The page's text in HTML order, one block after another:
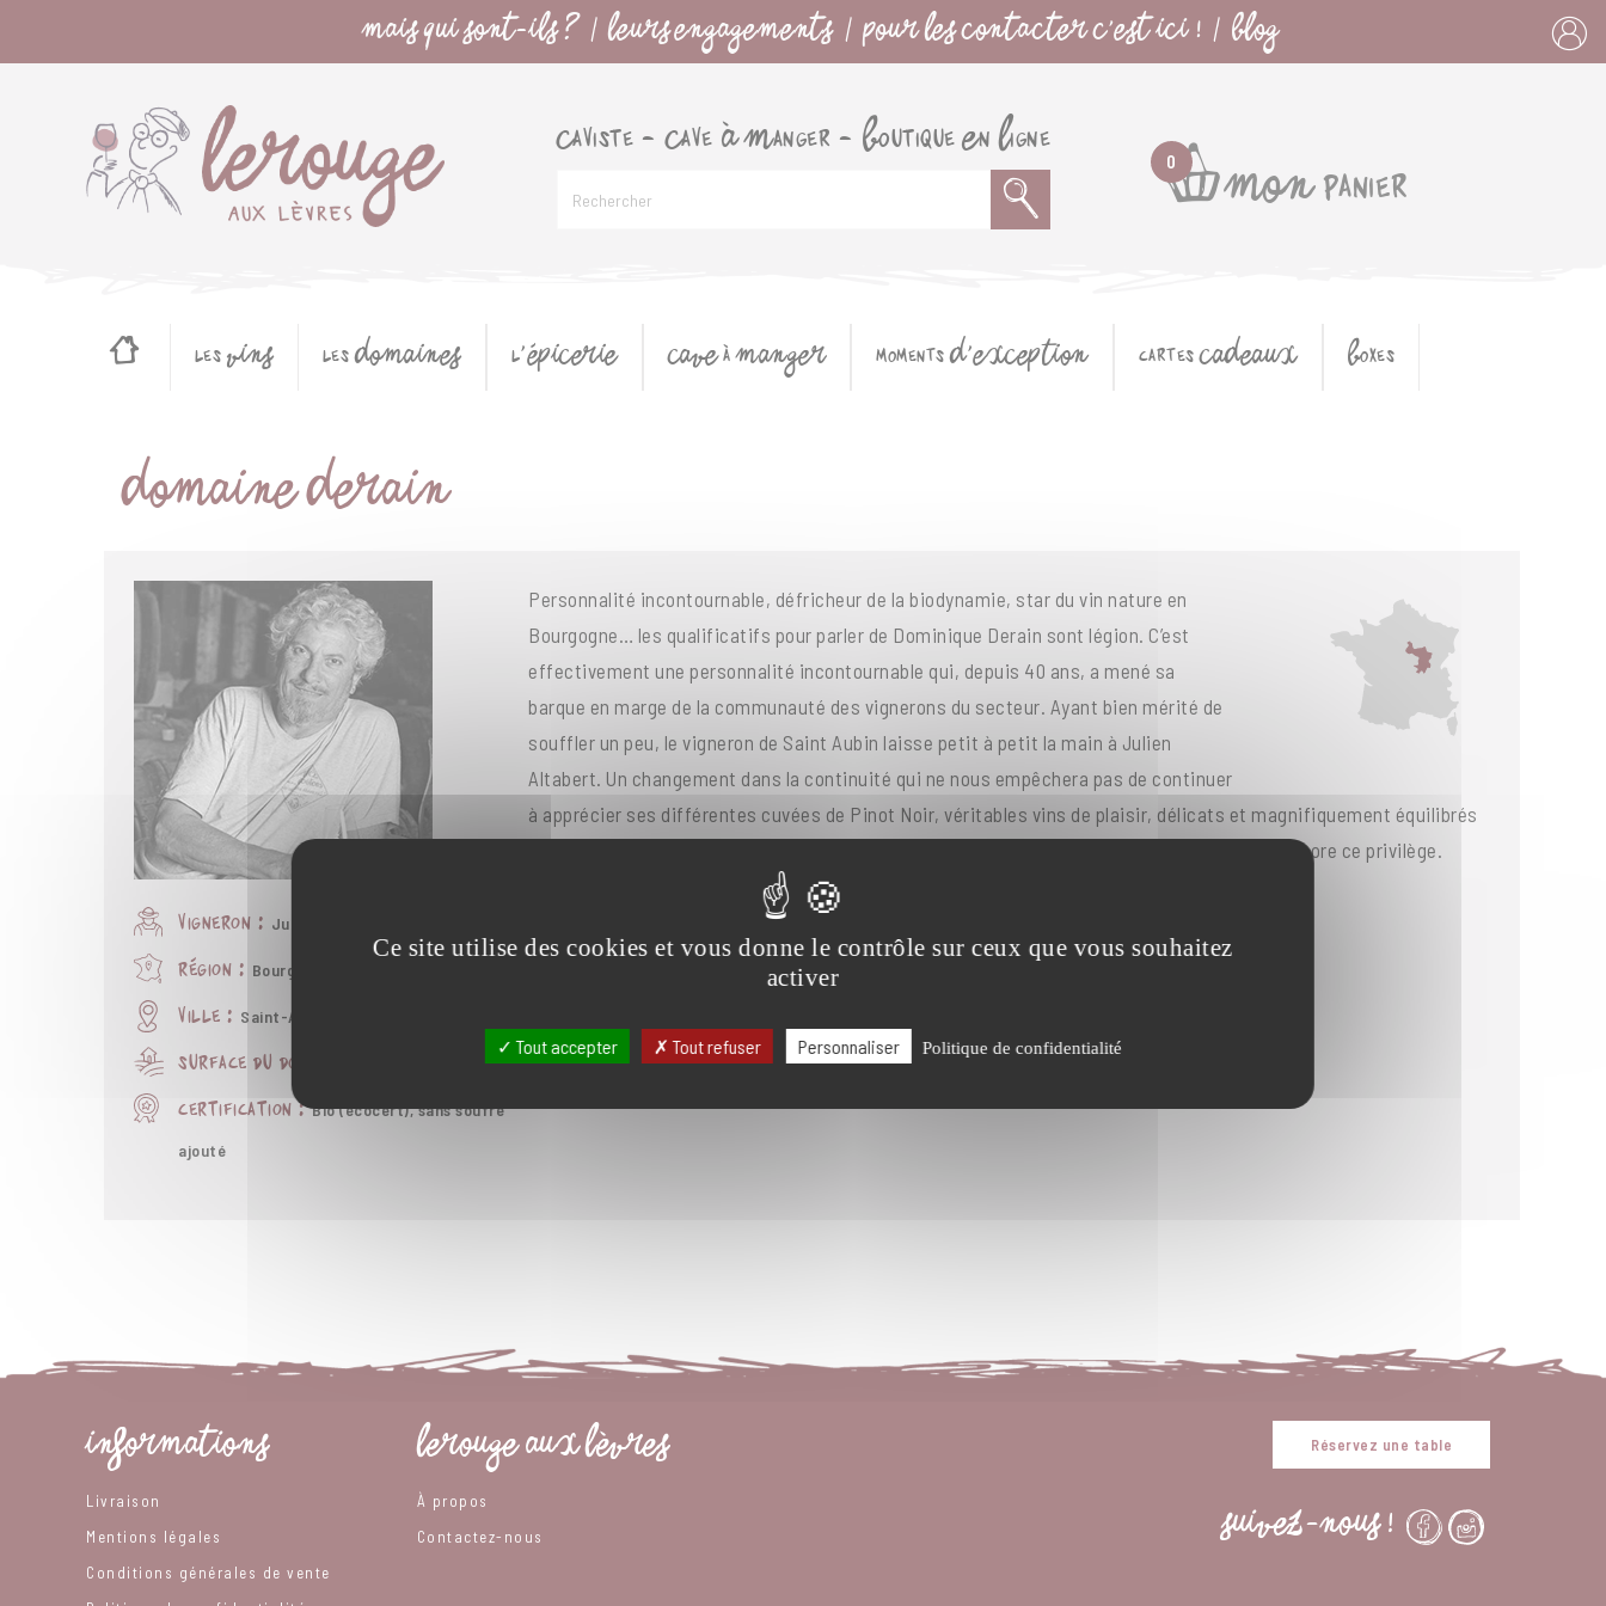
MAIS QUI SONT-ILS ? | LEURS ENGAGEMENTS | POUR LES CONTACTER C'EST ICI ! | BLOG
Caviste - Cave À Manger - Boutique En Ligne
MON panier
0
les VINS les DOMAINES l'ÉPICERIE CAVE à MANGER moments D'EXCEPTION cartes CADEAUX Boxes
DOMAINE DERAIN
vigneron : Julien Altabert
région : Bourgogne
ville : Saint-Aubin
surface du domaine :
certification :Bio (écocert), sans soufre
ajouté
Personnalité incontournable, défricheur de la biodynamie, star du vin nature en
Bourgogne… les qualificatifs pour parler de Dominique Derain sont légion. C’est
effectivement une personnalité incontournable qui, depuis 40 ans, a mené sa
barque en marge de la communauté des vignerons du secteur. Ayant bien mérité de
souffler un peu, le vigneron de Saint Aubin laisse petit à petit la main à Julien
Altabert. Un changement dans la continuité qui ne nous empêchera pas de continuer
à apprécier ses différentes cuvées de Pinot Noir, véritables vins de plaisir, délicats et magnifiquement équilibrés
entre matière et fraicheur, gras et minéralité… à goûter absolument si vous n’avez pas eu encore ce privilège.
INFORMATIONS
Livraison
Mentions légales
Conditions générales de vente
LEROUGE AUX LÈVRES
À propos
Contactez-nous
Réservez une table
SUIVEZ-NOUS !
Ce site utilise des cookies et vous donne le contrôle sur ceux que vous souhaitez
activer
Tout accepter Tout refuser Personnaliser Politique de confidentialité